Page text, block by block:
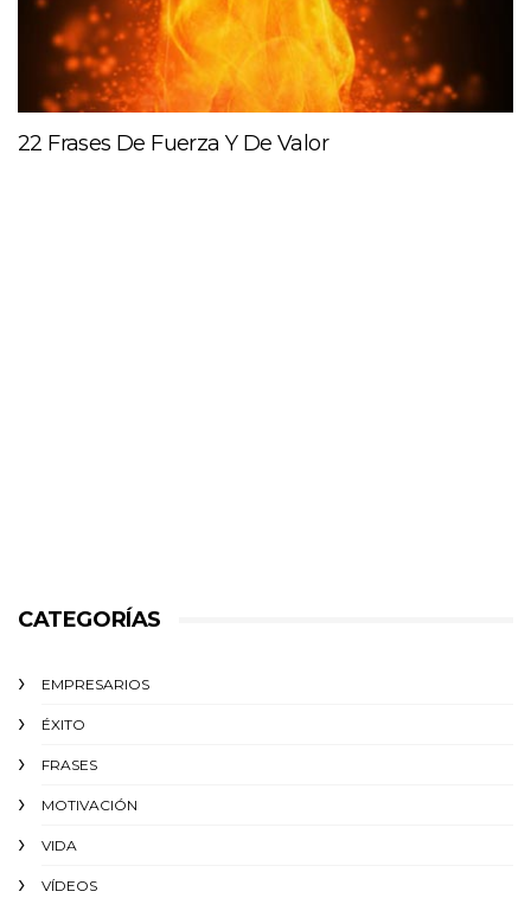
22 Frases De Fuerza Y De Valor
CATEGORÍAS
EMPRESARIOS
ÉXITO‬
FRASES
MOTIVACIÓN
VIDA
VÍDEOS